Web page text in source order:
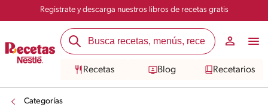
Registrate y descarga nuestros libros de recetas gratis
Recetas Blog Recetarios
Categorías